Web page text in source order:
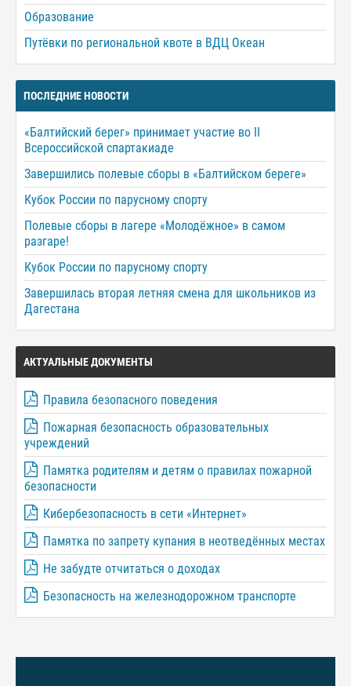
Образование
Путёвки по региональной квоте в ВДЦ Океан
ПОСЛЕДНИЕ НОВОСТИ
«Балтийский берег» принимает участие во II
Всероссийской спартакиаде
Завершились полевые сборы в «Балтийском береге»
Кубок России по парусному спорту
Полевые сборы в лагере «Молодёжное» в самом
разгаре!
Кубок России по парусному спорту
Завершилась вторая летняя смена для школьников из
Дагестана
АКТУАЛЬНЫЕ ДОКУМЕНТЫ
Правила безопасного поведения
Пожарная безопасность образовательных
учреждений
Памятка родителям и детям о правилах пожарной
безопасности
Кибербезопасность в сети «Интернет»
Памятка по запрету купания в неотведённых местах
Не забудте отчитаться о доходах
Безопасность на железнодорожном транспорте